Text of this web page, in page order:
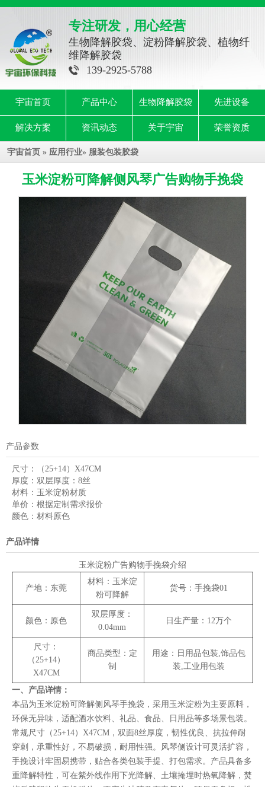
专注研发，用心经营
生物降解胶袋、淀粉降解胶袋、植物纤
维降解胶袋
139-2925-5788
宇宙首页 产品中心 生物降解胶袋 先进设备
解决方案 资讯动态 关于宇宙 荣誉资质
宇宙首页 » 应用行业» 服装包装胶袋
玉米淀粉可降解侧风琴广告购物手挽袋
产品参数
尺寸：
（25+14）X47CM
厚度： 双层厚度：8丝
材料： 玉米淀粉材质
单价： 根据定制需求报价
颜色： 材料原色
产品详情
玉米淀粉广告购物手挽袋介绍
产地：东莞
材料：玉米淀
粉可降解
货号：手挽袋01
颜色：原色
双层厚度：
0.04mm
日生产量：12万个
尺寸：
（25+14）
X47CM
商品类型：定
制
用途：日用品包装,饰品包
装,工业用包装
一、产品详情：
本品为玉米淀粉可降解侧风琴手挽袋，采用玉米淀粉为主要原料，
环保无异味，适配酒水饮料、礼品、食品、日用品等多场景包装。
常规尺寸（25+14）X47CM，双面8丝厚度，韧性优良、抗拉伸耐
穿刺，承重性好，不易破损，耐用性强。风琴侧设计可灵活扩容，
手挽设计牢固易携带，贴合各类包装手提、打包需求。产品具备多
重降解特性，可在紫外线作用下光降解、土壤掩埋时热氧降解，焚